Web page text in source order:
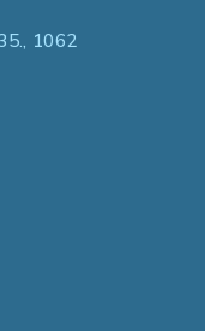
1062